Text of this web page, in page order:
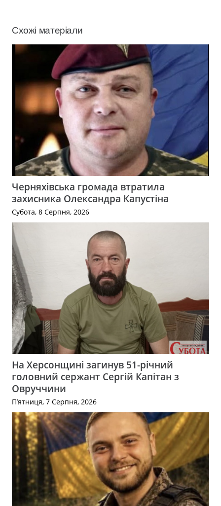
Схожі матеріали
Черняхівська громада втратила
захисника Олександра Капустіна
Субота, 8 Серпня, 2026
На Херсонщині загинув 51-річний
головний сержант Сергій Капітан з
Овруччини
П’ятниця, 7 Серпня, 2026